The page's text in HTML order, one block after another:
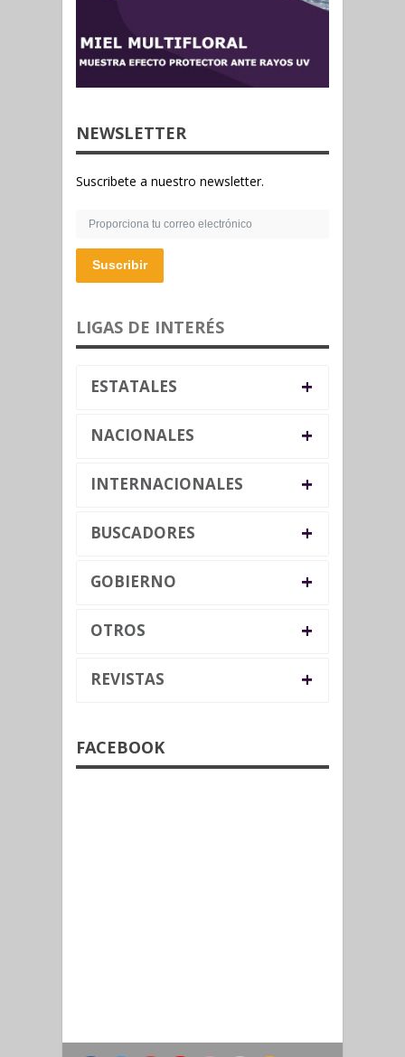
NEWSLETTER
Suscribete a nuestro newsletter.
Suscribir
LIGAS DE INTERÉS
ESTATALES +
NACIONALES +
INTERNACIONALES +
BUSCADORES +
GOBIERNO +
OTROS +
REVISTAS +
FACEBOOK